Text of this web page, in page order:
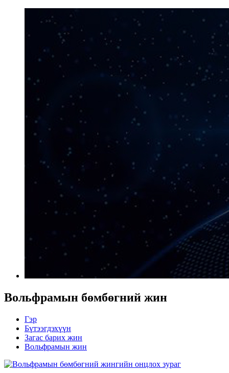
Вольфрамын бөмбөгний жин
Гэр
Бүтээгдэхүүн
Загас барих жин
Вольфрамын жин